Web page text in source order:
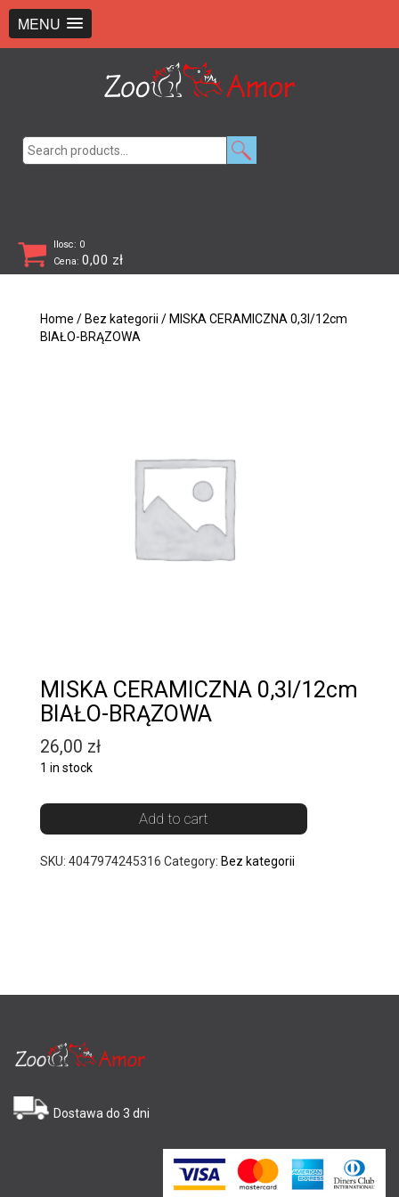
MENU
Ilosc: 0
Cena: 0,00 zł
Home / Bez kategorii / MISKA CERAMICZNA 0,3l/12cm
BIAŁO-BRĄZOWA
MISKA CERAMICZNA 0,3l/12cm
BIAŁO-BRĄZOWA
26,00 zł
1 in stock
Add to cart
SKU: 4047974245316 Category: Bez kategorii
Dostawa do 3 dni